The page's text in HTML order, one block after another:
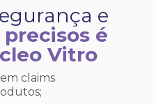
e
é
Vitro
claims